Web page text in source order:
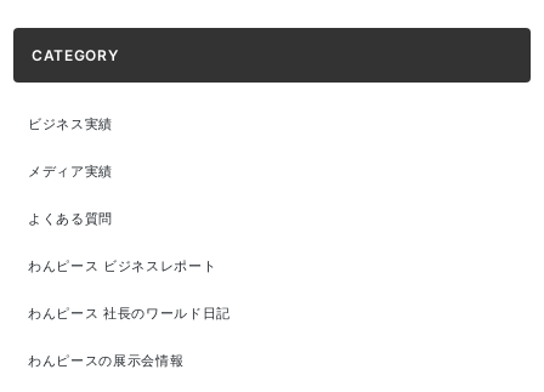
CATEGORY
ビジネス実績
メディア実績
よくある質問
わんピース ビジネスレポート
わんピース 社長のワールド日記
わんピースの展示会情報